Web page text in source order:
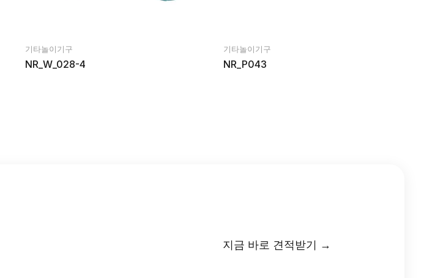
기타놀이기구
NR_W_028-4
기타놀이기구
NR_P043
지금 바로 견적받기 →